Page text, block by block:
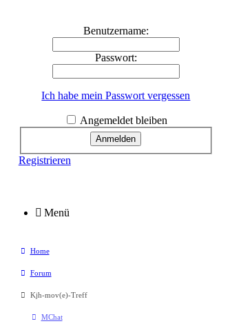
Benutzername:
Passwort:
Ich habe mein Passwort vergessen
Angemeldet bleiben
Registrieren
Menü
Home
Forum
Kjh-mov(e)-Treff
MChat